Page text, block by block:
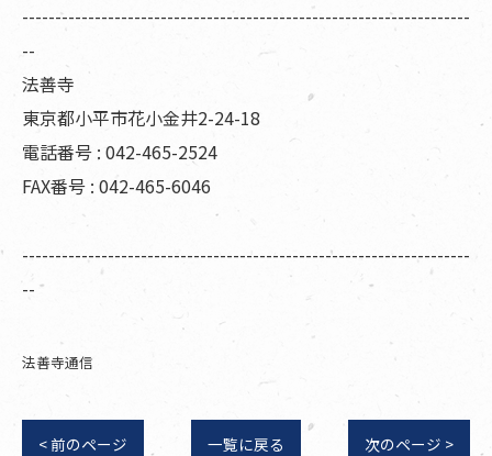
--------------------------------------------------------------------
--
法善寺
東京都小平市花小金井2-24-18
電話番号 : 042-465-2524
FAX番号 : 042-465-6046
--------------------------------------------------------------------
--
法善寺通信
< 前のページ 一覧に戻る 次のページ >